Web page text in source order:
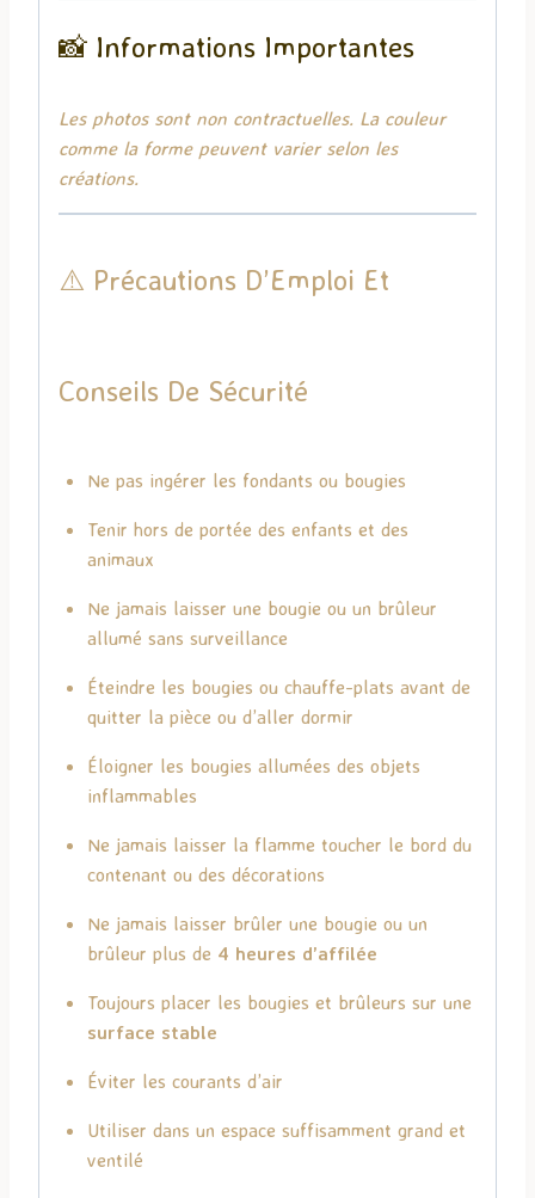
📸 Informations Importantes
Les photos sont non contractuelles. La couleur
comme la forme peuvent varier selon les
créations.
⚠️ Précautions D’Emploi Et
Conseils De Sécurité
Ne pas ingérer les fondants ou bougies
Tenir hors de portée des enfants et des
animaux
Ne jamais laisser une bougie ou un brûleur
allumé sans surveillance
Éteindre les bougies ou chauffe-plats avant de
quitter la pièce ou d’aller dormir
Éloigner les bougies allumées des objets
inflammables
Ne jamais laisser la flamme toucher le bord du
contenant ou des décorations
Ne jamais laisser brûler une bougie ou un
brûleur plus de 4 heures d’affilée
Toujours placer les bougies et brûleurs sur une
surface stable
Éviter les courants d’air
Utiliser dans un espace suffisamment grand et
ventilé